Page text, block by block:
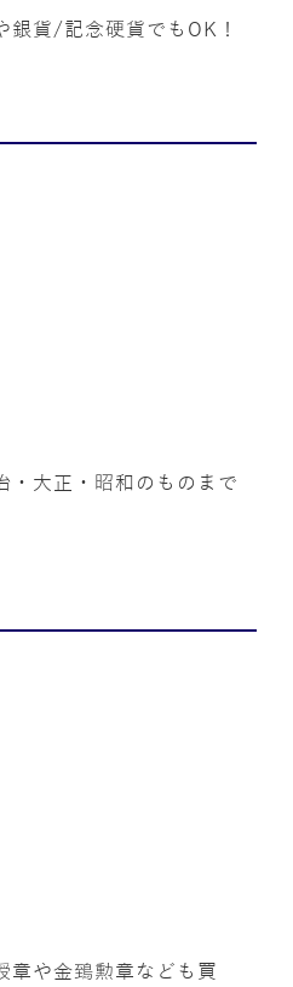
銀貨/記念硬貨でもOK！
・大正・昭和のものまで
章や金鵄勲章なども買